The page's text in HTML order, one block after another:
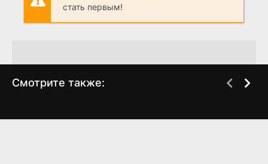
стать первым!
Смотрите также: